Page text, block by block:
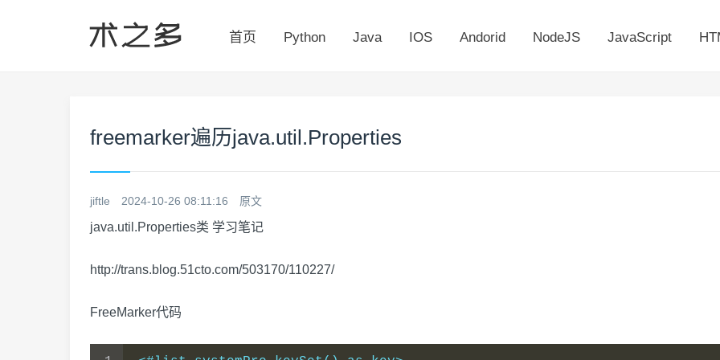
首页 Python Java IOS Andorid NodeJS JavaScript
freemarker遍历java.util.Properties
jiftle 2024-10-26 08:11:16 原文
java.util.Properties类 学习笔记
http://trans.blog.51cto.com/503170/110227/
FreeMarker代码